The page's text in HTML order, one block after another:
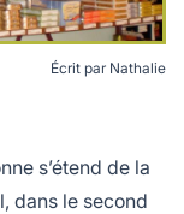
Écrit par Nathalie
s’étend de la
dans le second